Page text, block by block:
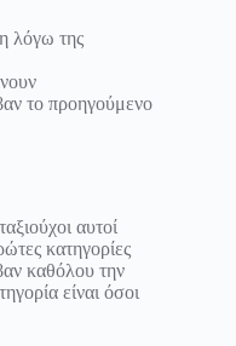
λόγω της
το προηγούμενο
αυτοί
κατηγορίες
καθόλου την
είναι όσοι